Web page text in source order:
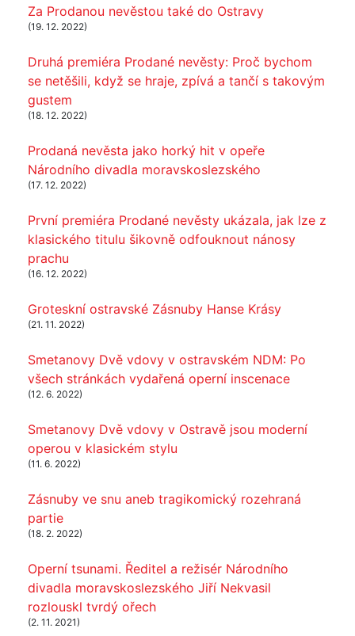
Za Prodanou nevěstou také do Ostravy
(19. 12. 2022)
Druhá premiéra Prodané nevěsty: Proč bychom
se netěšili, když se hraje, zpívá a tančí s takovým
gustem
(18. 12. 2022)
Prodaná nevěsta jako horký hit v opeře
Národního divadla moravskoslezského
(17. 12. 2022)
První premiéra Prodané nevěsty ukázala, jak lze z
klasického titulu šikovně odfouknout nánosy
prachu
(16. 12. 2022)
Groteskní ostravské Zásnuby Hanse Krásy
(21. 11. 2022)
Smetanovy Dvě vdovy v ostravském NDM: Po
všech stránkách vydařená operní inscenace
(12. 6. 2022)
Smetanovy Dvě vdovy v Ostravě jsou moderní
operou v klasickém stylu
(11. 6. 2022)
Zásnuby ve snu aneb tragikomický rozehraná
partie
(18. 2. 2022)
Operní tsunami. Ředitel a režisér Národního
divadla moravskoslezského Jiří Nekvasil
rozlouskl tvrdý ořech
(2. 11. 2021)